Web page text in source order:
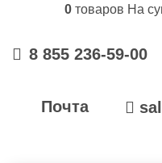
0 товаров На
8 855 236-59-00
Почта